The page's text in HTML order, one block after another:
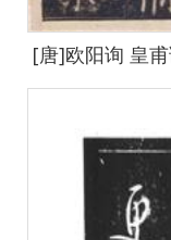
[唐]欧阳询 皇